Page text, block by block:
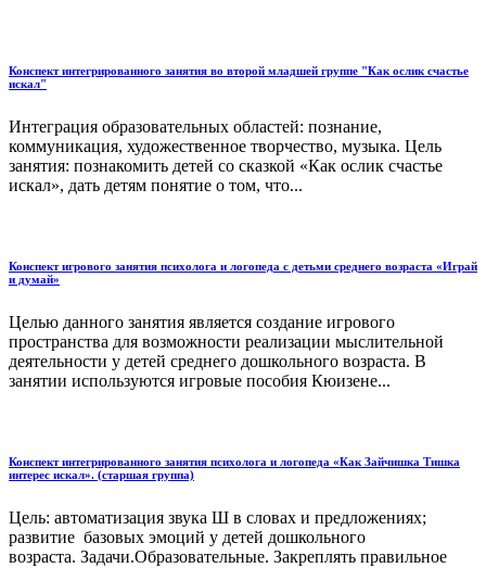
Конспект интегрированного занятия во второй младшей группе "Как ослик счастье
искал"
Интеграция образовательных областей: познание,
коммуникация, художественное творчество, музыка. Цель
занятия: познакомить детей со сказкой «Как ослик счастье
искал», дать детям понятие о том, что...
Конспект игрового занятия психолога и логопеда с детьми среднего возраста «Играй
и думай»
Целью данного занятия является создание игрового
пространства для возможности реализации мыслительной
деятельности у детей среднего дошкольного возраста. В
занятии используются игровые пособия Кюизене...
Конспект интегрированного занятия психолога и логопеда «Как Зайчишка Тишка
интерес искал». (старшая группа)
Цель: автоматизация звука Ш в словах и предложениях;
развитие базовых эмоций у детей дошкольного
возраста. Задачи.Образовательные. Закреплять правильное